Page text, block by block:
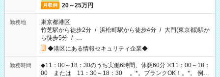
月収例 20～25万円
勤務地
東京都港区
竹芝駅から徒歩2分 / 浜松町駅から徒歩4分 / 大門(東京都)駅か
ら徒歩5分 / …
◆港区にある情報セキュリティ企業◆
勤務時間
◆11：00～18：30のうち実働6時間、休憩60分 ※11：00～18：
00 または 11：30～18：30 。*。ブランクOK！。*。 例え